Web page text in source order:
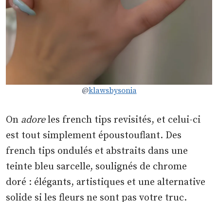
@klawsbysonia
On adoreles french tips revisités, et celui-ci
est tout simplement époustouflant. Des
french tips ondulés et abstraits dans une
teinte bleu sarcelle, soulignés de chrome
doré : élégants, artistiques et une alternative
solide si les fleurs ne sont pas votre truc.